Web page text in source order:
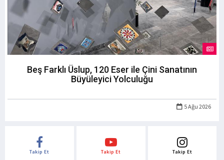
Beş Farklı Üslup, 120 Eser ile Çini Sanatının
Büyüleyici Yolculuğu
5 Ağu 2026
Takip Et Takip Et Takip Et